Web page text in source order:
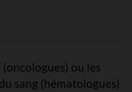
ou les
sang (hématologues)